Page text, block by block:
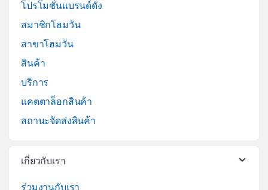
โปรโมชั่นแบรนด์ดัง
สมาชิกโฮมวัน
สาขาโฮมวัน
สินค้า
บริการ
แคตตาล็อกสินค้า
สถานะจัดส่งสินค้า
เกี่ยวกับเรา
ร่วมงานกับเรา